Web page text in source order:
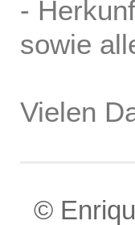
-
sowie
Vielen
©